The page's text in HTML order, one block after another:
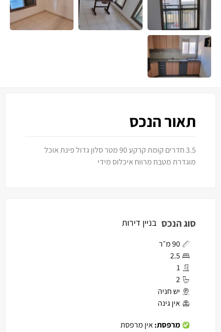
תאור הנכס
3.5 חדרים קומת קרקע 90 מטר סלון גדול פינת אוכל
מוגדרת מטבח מרווח איכלוס מידי
סוג הנכס בניין דירות
90 מ״ר
2.5
1
2
יש חניה
אין גינה
מרפסת:אין מרפסת